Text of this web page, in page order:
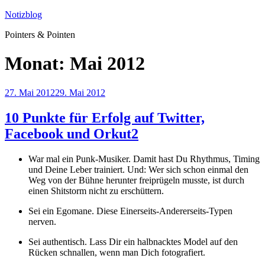
Zum
springen
Notizblog
Pointers & Pointen
Monat: Mai 2012
Veröffentlicht
27. Mai 201229. Mai 2012
10 Punkte für Erfolg auf Twitter,
Facebook und Orkut2
War mal ein Punk-Musiker. Damit hast Du Rhythmus, Timing
und Deine Leber trainiert. Und: Wer sich schon einmal den
Weg von der Bühne herunter freiprügeln musste, ist durch
einen Shitstorm nicht zu erschüttern.
Sei ein Egomane. Diese Einerseits-Andererseits-Typen
nerven.
Sei authentisch. Lass Dir ein halbnacktes Model auf den
Rücken schnallen, wenn man Dich fotografiert.